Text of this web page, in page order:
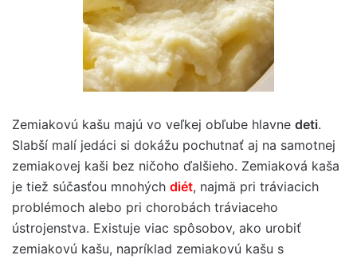
Zemiakovú kašu majú vo veľkej obľube hlavne deti.
Slabší malí jedáci si dokážu pochutnať aj na samotnej
zemiakovej kaši bez ničoho ďalšieho. Zemiaková kaša
je tiež súčasťou mnohých diét, najmä pri tráviacich
problémoch alebo pri chorobách tráviaceho
ústrojenstva. Existuje viac spôsobov, ako urobiť
zemiakovú kašu, napríklad zemiakovú kašu s